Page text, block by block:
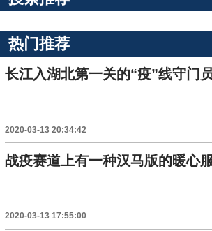
热门推荐
长江入湖北第一关的“疫”线守门
2020-03-13 20:34:42
战疫赛道上有一种汉马版的暖心
2020-03-13 17:55:00